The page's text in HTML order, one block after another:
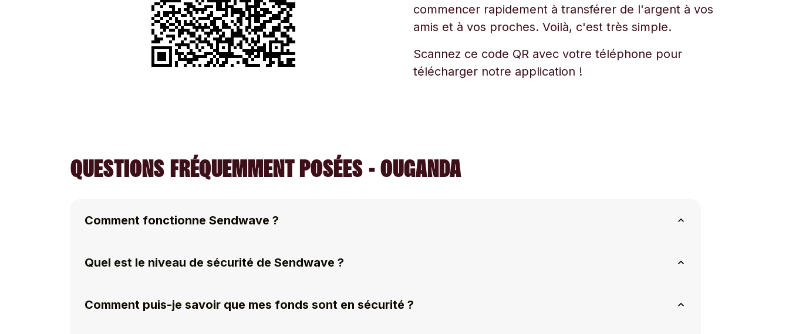
commencer rapidement à transférer de l'argent à vos
amis et à vos proches. Voilà, c'est très simple.
Scannez ce code QR avec votre téléphone pour
télécharger notre application !
QUESTIONS FRÉQUEMMENT POSÉES - OUGANDA
Comment fonctionne Sendwave ?
Quel est le niveau de sécurité de Sendwave ?
Comment puis-je savoir que mes fonds sont en sécurité ?